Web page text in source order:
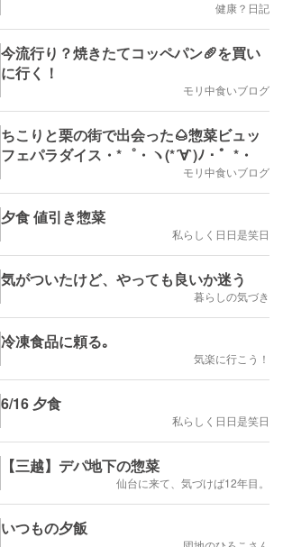
健康？日記
今流行り？焼きたてコッペパン🥖を買い
に行く！
モリ中食いブログ
ちこりと栗の街で出会った🌰惣菜ビュッ
フェパラダイス・*゜・ヽ(*´∀`)ﾉ・゜*・
モリ中食いブログ
夕食 値引き惣菜
私らしく日日是笑日
気がついたけど、やっても良いか迷う
暮らしの気づき
冷凍食品に頼る｡
気楽に行こう！
6/16 夕食
私らしく日日是笑日
【三越】デパ地下の惣菜
仙台に来て、気づけば12年目。
いつもの夕飯